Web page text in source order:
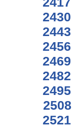
2430
2443
2456
2469
2482
2495
2508
2521